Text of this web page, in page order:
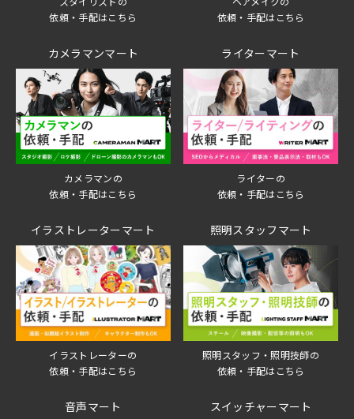
依頼・手配はこちら
依頼・手配はこちら
カメラマンマート
カメラマンの
依頼・手配はこちら
ライターマート
ライターの
依頼・手配はこちら
イラストレーターマート
イラストレーターの
依頼・手配はこちら
照明スタッフマート
照明スタッフ・照明技師の
依頼・手配はこちら
音声マート スイッチャーマート